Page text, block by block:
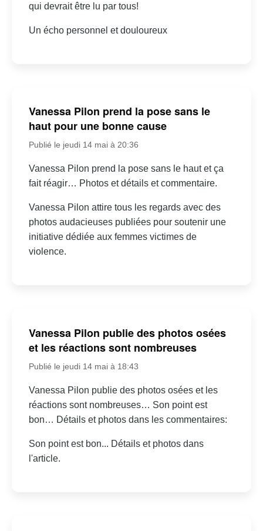
qui devrait être lu par tous!
Un écho personnel et douloureux
Vanessa Pilon prend la pose sans le
haut pour une bonne cause
Publié le jeudi 14 mai à 20:36
Vanessa Pilon prend la pose sans le haut et ça
fait réagir… Photos et détails et commentaire.
Vanessa Pilon attire tous les regards avec des
photos audacieuses publiées pour soutenir une
initiative dédiée aux femmes victimes de
violence.
Vanessa Pilon publie des photos osées
et les réactions sont nombreuses
Publié le jeudi 14 mai à 18:43
Vanessa Pilon publie des photos osées et les
réactions sont nombreuses… Son point est
bon… Détails et photos dans les commentaires:
Son point est bon... Détails et photos dans
l'article.